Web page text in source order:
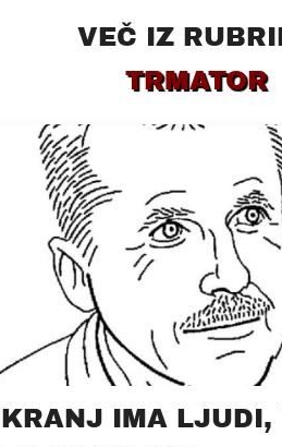
VEČ IZ
TRMATOR
KRANJ IMA LJUDI,